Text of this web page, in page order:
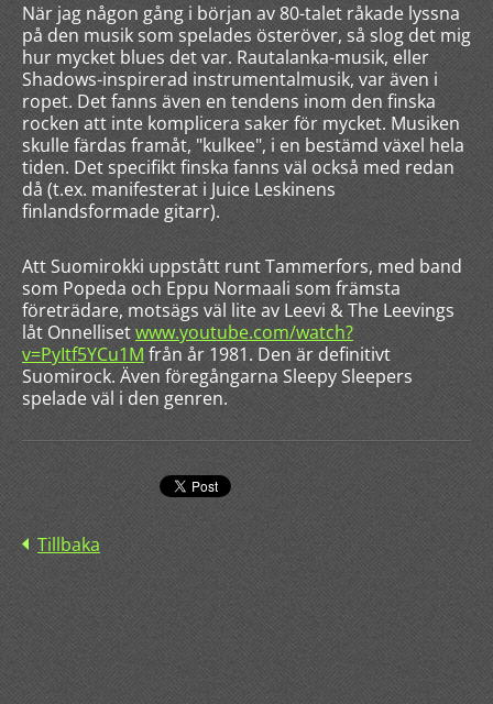
När jag någon gång i början av 80-talet råkade lyssna
på den musik som spelades österöver, så slog det mig
hur mycket blues det var. Rautalanka-musik, eller
Shadows-inspirerad instrumentalmusik, var även i
ropet. Det fanns även en tendens inom den finska
rocken att inte komplicera saker för mycket. Musiken
skulle färdas framåt, "kulkee", i en bestämd växel hela
tiden. Det specifikt finska fanns väl också med redan
då (t.ex. manifesterat i Juice Leskinens
finlandsformade gitarr).
Att Suomirokki uppstått runt Tammerfors, med band
som Popeda och Eppu Normaali som främsta
företrädare, motsägs väl lite av Leevi & The Leevings
låt Onnellisetwww.youtube.com/watch?
v=PyItf5YCu1Mfrån år 1981. Den är definitivt
Suomirock. Även föregångarna Sleepy Sleepers
spelade väl i den genren.
Tillbaka